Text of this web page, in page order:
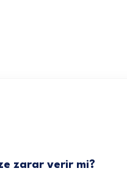
zarar verir mi?